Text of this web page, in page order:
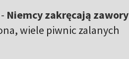
Niemcy zakręcają zawory
wiele piwnic zalanych